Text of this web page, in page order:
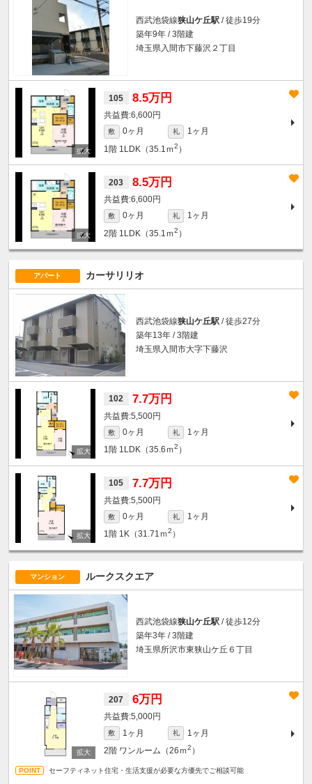
西武池袋線狭山ケ丘駅 / 徒歩19分
築年9年 / 3階建
埼玉県入間市下藤沢２丁目
105 8.5万円
6,600円
敷 0ヶ月 礼
1ヶ月
1階 1LDK（35.1ｍ2 ）
203 8.5万円
6,600円
敷 0ヶ月 礼
1ヶ月
2階 1LDK（35.1ｍ2 ）
アパート カーサリリオ
西武池袋線狭山ケ丘駅 / 徒歩27分
築年13年 / 3階建
埼玉県入間市大字下藤沢
102 7.7万円
5,500円
敷 0ヶ月 礼
1ヶ月
1階 1LDK（35.6ｍ2 ）
105 7.7万円
5,500円
敷 0ヶ月 礼
1ヶ月
1階 1K（31.71ｍ2 ）
マンション ルークスクエア
西武池袋線狭山ケ丘駅 / 徒歩12分
築年3年 / 3階建
埼玉県所沢市東狭山ケ丘６丁目
207 6万円
5,000円
敷 1ヶ月 礼
1ヶ月
2階 ワンルーム（26ｍ2 ）
セーフティネット住宅・生活支援が必要な方優先でご相談可能